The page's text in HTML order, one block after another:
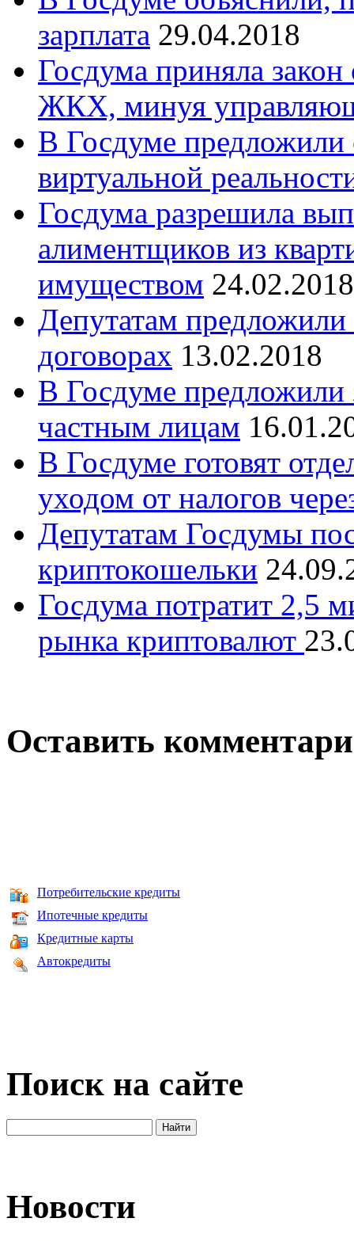
зарплата 29.04.2018
Госдума приняла
ЖКХ, минуя
В Госдуме предложили
виртуальной
Госдума разрешила
алиментщиков из
имуществом 24.02.2018
Депутатам
договорах 13.02.2018
В Госдуме предложили
частным лицам
В Госдуме готовят
уходом от налогов
Депутатам Госдумы
криптокошельки
Госдума потратит 2,5
рынка криптовалют
Оставить
Потребительские кредиты
Ипотечные кредиты
Кредитные карты
Автокредиты
Поиск на сайте
Новости